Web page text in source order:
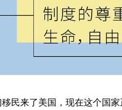
民来了美国，现在这个国